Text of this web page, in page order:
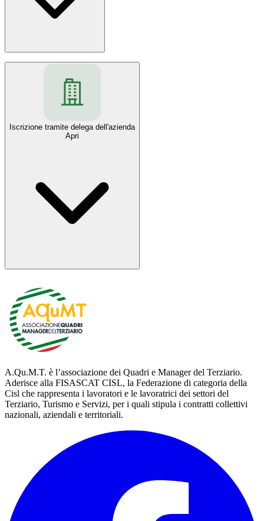
servizi@aqumt.net
Iscrizione tramite delega dell'azienda
Apri
delega
A.Qu.M.T. è l’associazione dei Quadri e Manager del Terziario.
Aderisce alla FISASCAT CISL, la Federazione di categoria della
Cisl che rappresenta i lavoratori e le lavoratrici dei settori del
Terziario, Turismo e Servizi, per i quali stipula i contratti collettivi
nazionali, aziendali e territoriali.